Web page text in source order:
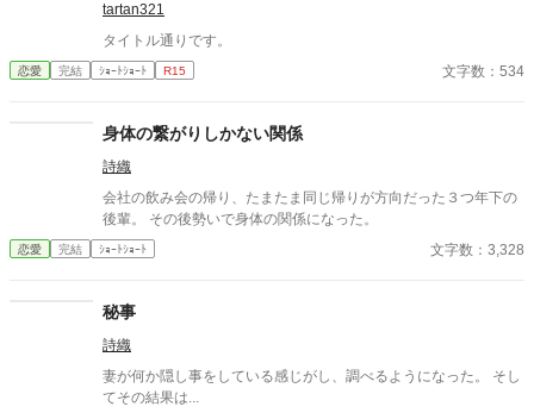
tartan321
タイトル通りです。
恋愛 完結 ｼｮｰﾄｼｮｰﾄ R15 文字数：534
身体の繋がりしかない関係
詩織
会社の飲み会の帰り、たまたま同じ帰りが方向だった３つ年下の
後輩。 その後勢いで身体の関係になった。
恋愛 完結 ｼｮｰﾄｼｮｰﾄ 文字数：3,328
秘事
詩織
妻が何か隠し事をしている感じがし、調べるようになった。 そし
てその結果は...